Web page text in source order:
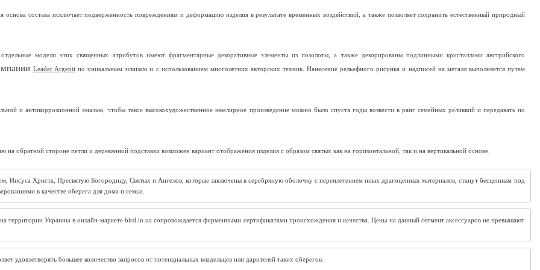
состава исключает подверженность повреждениям и деформацию изделия в результате временных воздействий, а также позволяет сохранить естественный природный
модели этих священных атрибутов имеют фрагментарные декоративные элементы из позолоты, а также декорированы подлинными кристаллами австрийского
Leader Argenti по уникальным эскизам и с использованием многолетних авторских техник. Нанесение рельефного рисунка и надписей на металл выполняется путем
и антикоррозионной эмалью, чтобы такое высокохудожественное ювелирное произведение можно было спустя годы возвести в ранг семейных реликвий и передавать по
обратной стороне петли и деревянной подставки возможен вариант отображения изделия с образом святых как на горизонтальной, так и на вертикальной основе.
Иисуса Христа, Пресвятую Богородицу, Святых и Ангелов, которые заключены в серебряную оболочку с переплетением иных драгоценных материалов, станут бесценным под
в качестве оберега для дома и семьи.
территории Украины в онлайн-маркете bird.in.ua сопровождается фирменными сертификатами происхождения и качества. Цены на данный сегмент аксессуаров не превышают
удовлетворять большее количество запросов от потенциальных владельцев или дарителей таких оберегов.